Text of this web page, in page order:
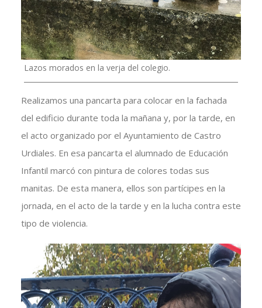
Lazos morados en la verja del colegio.
Realizamos una pancarta para colocar en la fachada
del edificio durante toda la mañana y, por la tarde, en
el acto organizado por el Ayuntamiento de Castro
Urdiales. En esa pancarta el alumnado de Educación
Infantil marcó con pintura de colores todas sus
manitas. De esta manera, ellos son partícipes en la
jornada, en el acto de la tarde y en la lucha contra este
tipo de violencia.